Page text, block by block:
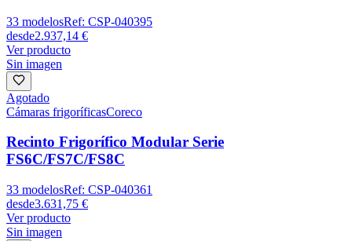
33 modelosRef: CSP-040395
desde2.937,14 €
Ver producto
Sin imagen
Agotado
Cámaras frigoríficasCoreco
Recinto Frigorífico Modular Serie
FS6C/FS7C/FS8C
33 modelosRef: CSP-040361
desde3.631,75 €
Ver producto
Sin imagen